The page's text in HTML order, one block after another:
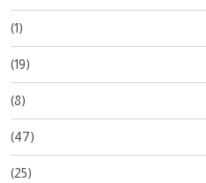
(1)
(19)
(8)
(47)
(25)